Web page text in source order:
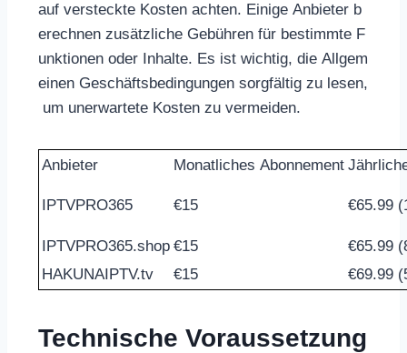
auf versteckte Kosten achten. Einige Anbieter b
erechnen zusätzliche Gebühren für bestimmte F
unktionen oder Inhalte. Es ist wichtig, die Allgem
einen Geschäftsbedingungen sorgfältig zu lesen,
um unerwartete Kosten zu vermeiden.
Anbieter Monatliches Abonnement
IPTVPRO365 €15 €65.99
IPTVPRO365.shop €15
€65.99
HAKUNAIPTV.tv
€15 €69.99
Technische Voraussetzung